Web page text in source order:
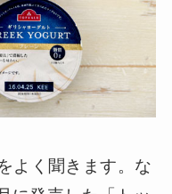
よく聞きます。な